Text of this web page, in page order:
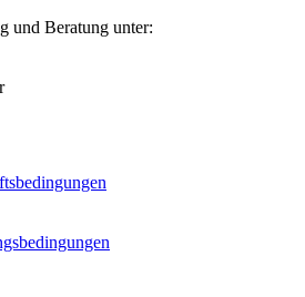
und Beratung unter: